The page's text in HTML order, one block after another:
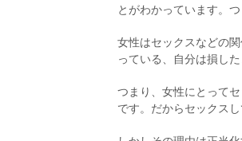
とがわかっています。
女性はセックスなどの
っている、自分は損し
つまり、女性にとって
です。だからセックス